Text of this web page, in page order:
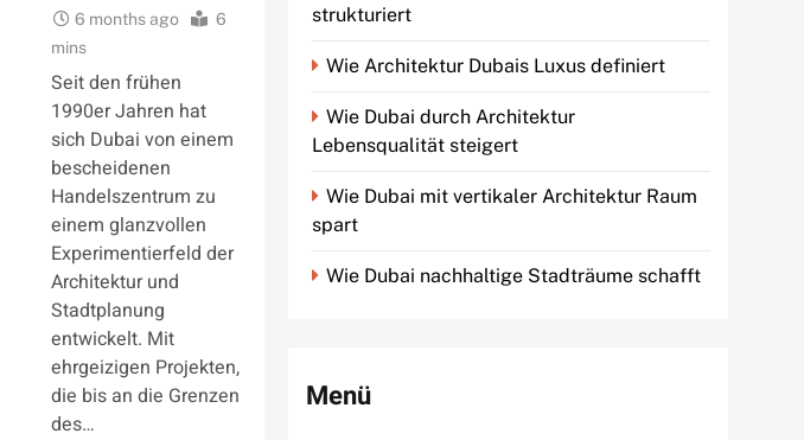
6 months ago
6
mins
Seit den frühen
1990er Jahren hat
sich Dubai von einem
bescheidenen
Handelszentrum zu
einem glanzvollen
Experimentierfeld der
Architektur und
Stadtplanung
entwickelt. Mit
ehrgeizigen Projekten,
die bis an die Grenzen
des…
strukturiert
Wie Architektur Dubais Luxus definiert
Wie Dubai durch Architektur
Lebensqualität steigert
Wie Dubai mit vertikaler Architektur Raum
spart
Wie Dubai nachhaltige Stadträume schafft
Menü